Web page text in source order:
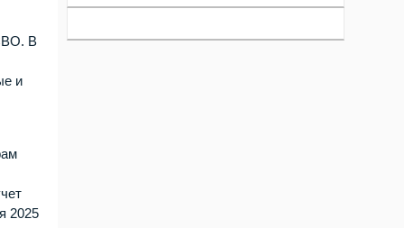
В
и
2025